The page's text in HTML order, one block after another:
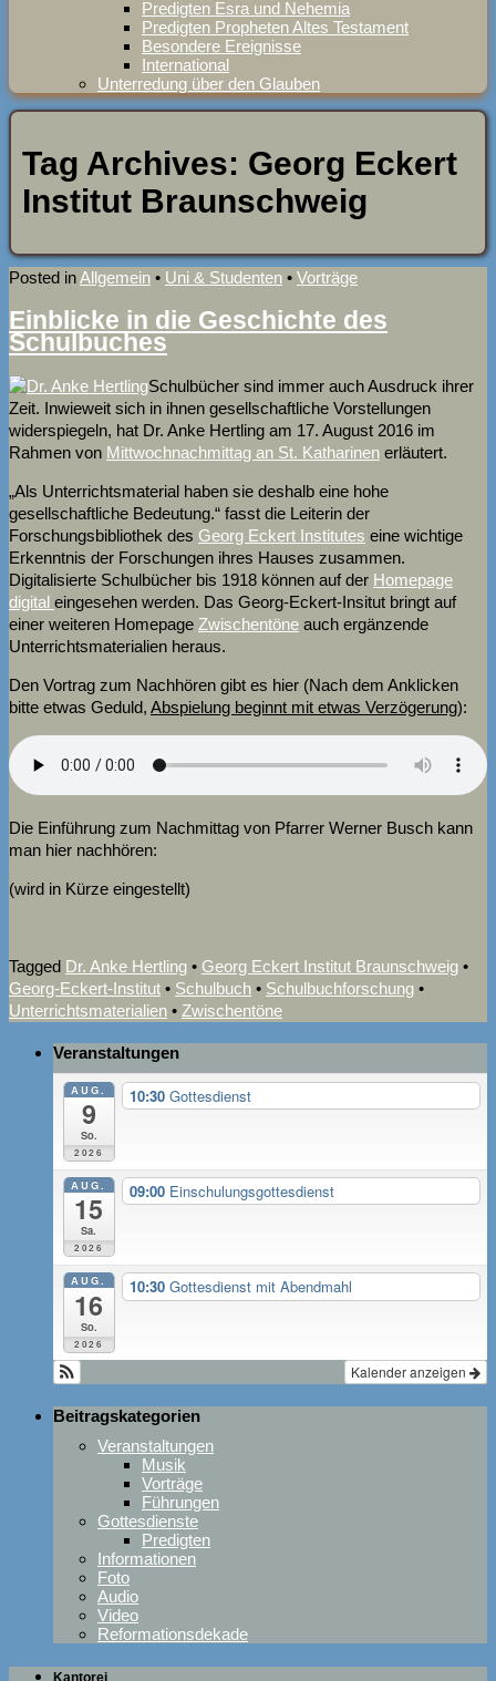
Predigten Esra und Nehemia
Predigten Propheten Altes Testament
Besondere Ereignisse
International
Unterredung über den Glauben
Tag Archives: Georg Eckert
Institut Braunschweig
Posted inAllgemein • Uni & Studenten • Vorträge
Einblicke in die Geschichte des
Schulbuches
Schulbücher sind immer auch Ausdruck ihrer
Zeit. Inwieweit sich in ihnen gesellschaftliche Vorstellungen
widerspiegeln, hat Dr. Anke Hertling am 17. August 2016 im
Rahmen von Mittwochnachmittag an St. Katharinen erläutert.
„Als Unterrichtsmaterial haben sie deshalb eine hohe
gesellschaftliche Bedeutung.“ fasst die Leiterin der
Forschungsbibliothek des Georg Eckert Institutes eine wichtige
Erkenntnis der Forschungen ihres Hauses zusammen.
Digitalisierte Schulbücher bis 1918 können auf der Homepage
digital eingesehen werden. Das Georg-Eckert-Insitut bringt auf
einer weiteren Homepage Zwischentöne auch ergänzende
Unterrichtsmaterialien heraus.
Den Vortrag zum Nachhören gibt es hier (Nach dem Anklicken
bitte etwas Geduld, Abspielung beginnt mit etwas Verzögerung):
Die Einführung zum Nachmittag von Pfarrer Werner Busch kann
man hier nachhören:
(wird in Kürze eingestellt)
Tagged Dr. Anke Hertling • Georg Eckert Institut Braunschweig •
Georg-Eckert-Institut • Schulbuch • Schulbuchforschung •
Unterrichtsmaterialien • Zwischentöne
Veranstaltungen
AUG.
9
So.
2026
10:30 Gottesdienst
AUG.
15
Sa.
2026
09:00 Einschulungsgottesdienst
AUG.
16
So.
2026
10:30 Gottesdienst mit Abendmahl
Kalender anzeigen
Beitragskategorien
Veranstaltungen
Musik
Vorträge
Führungen
Gottesdienste
Predigten
Informationen
Foto
Audio
Video
Reformationsdekade
Kantorei